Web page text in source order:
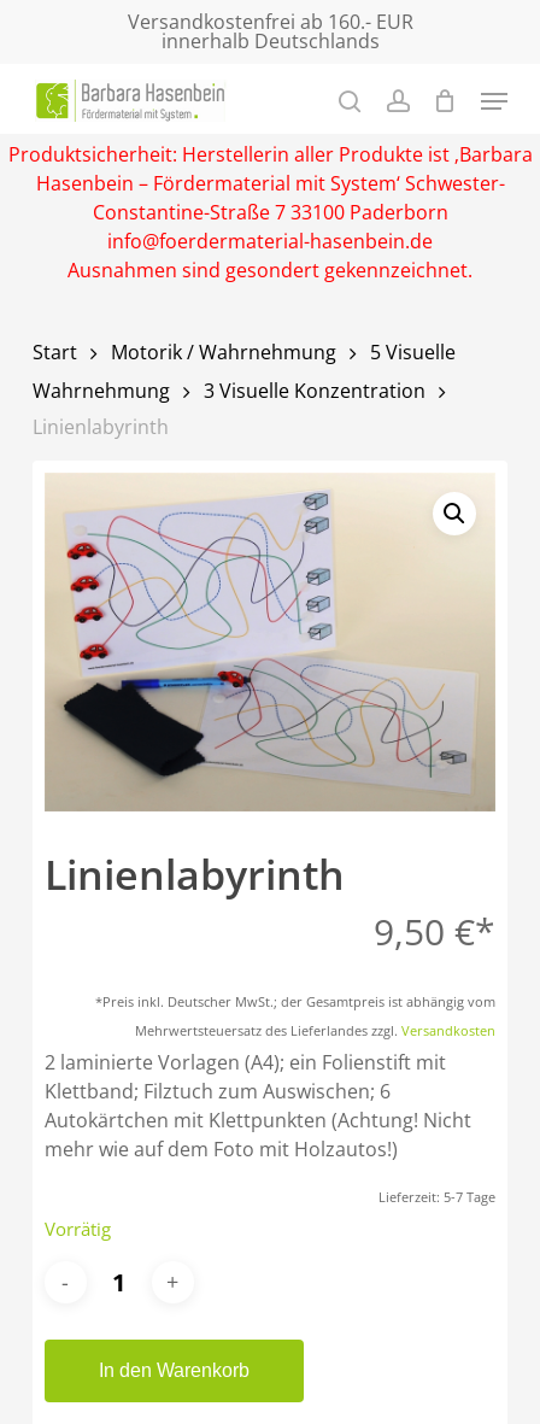
content
Versandkostenfrei ab 160.- EUR
innerhalb Deutschlands
Produktsicherheit: Herstellerin aller Produkte ist ‚Barbara
Hasenbein – Fördermaterial mit System‘ Schwester-
Constantine-Straße 7 33100 Paderborn
info@foerdermaterial-hasenbein.de
Ausnahmen sind gesondert gekennzeichnet.
Start Motorik / Wahrnehmung
5 Visuelle
Wahrnehmung
3 Visuelle Konzentration
Linienlabyrinth
Linienlabyrinth
9,50€
*Preis inkl. Deutscher MwSt.; der Gesamtpreis ist abhängig vom
Mehrwertsteuersatz des Lieferlandes zzgl.Versandkosten
2 laminierte Vorlagen (A4); ein Folienstift mit
Klettband; Filztuch zum Auswischen; 6
Autokärtchen mit Klettpunkten (Achtung! Nicht
mehr wie auf dem Foto mit Holzautos!)
Lieferzeit: 5-7 Tage
Vorrätig
In den Warenkorb
Menu